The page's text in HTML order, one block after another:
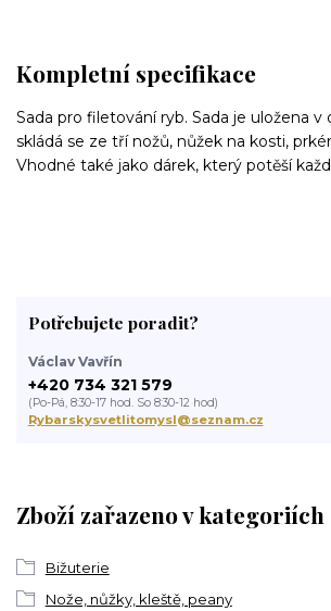
Kompletní specifikace
Sada pro filetování ryb. Sada je uložena
skládá se ze tří nožů, nůžek na kosti,
Vhodné také jako dárek, který potěší
Zboží zařazeno v kategoriích
Bižuterie
Nože, nůžky, kleště, peany
Potřebujete poradit?
Václav Vavřín
+420 734 321 579
(Po-Pá, 8:30-17 hod. So 8:30-12 hod)
Rybarskysvetlitomysl@seznam.cz